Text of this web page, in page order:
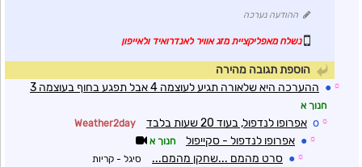
ההודעה נערכה
נשלח מאפליקציית מזג אוויר לאנדרואיד ולאייפון
הוספת תגובה מהירה
☼
● ההערכה היא שלאורה תגיע לעוצמה 4 אבל תפגע בחוף בעוצמה 3
חנוך א
☼
o אפרופו לנדפול, בעוד 20 שעות בלבד Weather2day
☼
● אפרופו לנדפול - סקייפול חנוך א
☼
● סרט מהמם ...שחקן מהמם... סיגל - קריות